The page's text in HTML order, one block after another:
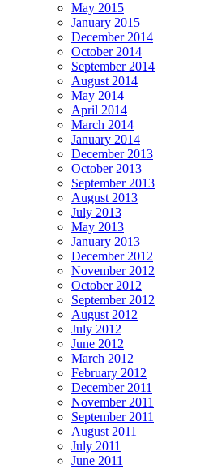
May 2015
January 2015
December 2014
October 2014
September 2014
August 2014
May 2014
April 2014
March 2014
January 2014
December 2013
October 2013
September 2013
August 2013
July 2013
May 2013
January 2013
December 2012
November 2012
October 2012
September 2012
August 2012
July 2012
June 2012
March 2012
February 2012
December 2011
November 2011
September 2011
August 2011
July 2011
June 2011